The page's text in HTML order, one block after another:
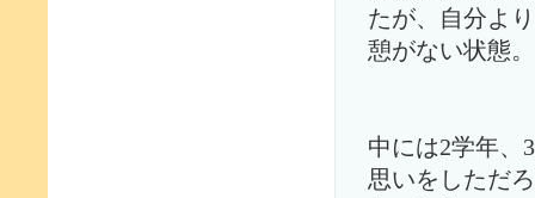
たが、自分よ
憩がない状態
中には2学年、
思いをしただ